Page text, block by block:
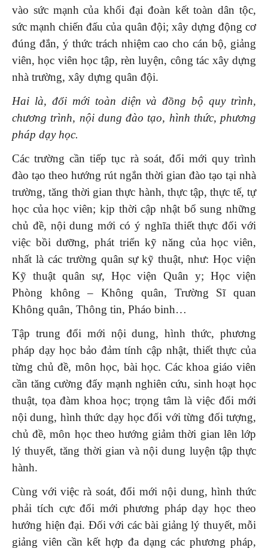
vào sức mạnh của khối đại đoàn kết toàn dân tộc,
sức mạnh chiến đấu của quân đội; xây dựng động cơ
đúng đắn, ý thức trách nhiệm cao cho cán bộ, giảng
viên, học viên học tập, rèn luyện, công tác xây dựng
nhà trường, xây dựng quân đội.
Hai là, đổi mới toàn diện và đồng bộ quy trình,
chương trình, nội dung đào tạo, hình thức, phương
pháp dạy học.
Các trường cần tiếp tục rà soát, đổi mới quy trình
đào tạo theo hướng rút ngắn thời gian đào tạo tại nhà
trường, tăng thời gian thực hành, thực tập, thực tế, tự
học của học viên; kịp thời cập nhật bổ sung những
chủ đề, nội dung mới có ý nghĩa thiết thực đối với
việc bồi dưỡng, phát triển kỹ năng của học viên,
nhất là các trường quân sự kỹ thuật, như: Học viện
Kỹ thuật quân sự, Học viện Quân y; Học viện
Phòng không – Không quân, Trường Sĩ quan
Không quân, Thông tin, Pháo binh…
Tập trung đổi mới nội dung, hình thức, phương
pháp dạy học bảo đảm tính cập nhật, thiết thực của
từng chủ đề, môn học, bài học. Các khoa giáo viên
cần tăng cường đẩy mạnh nghiên cứu, sinh hoạt học
thuật, tọa đàm khoa học; trọng tâm là việc đổi mới
nội dung, hình thức dạy học đối với từng đối tượng,
chủ đề, môn học theo hướng giảm thời gian lên lớp
lý thuyết, tăng thời gian và nội dung luyện tập thực
hành.
Cùng với việc rà soát, đổi mới nội dung, hình thức
phải tích cực đổi mới phương pháp dạy học theo
hướng hiện đại. Đối với các bài giảng lý thuyết, mỗi
giảng viên cần kết hợp đa dạng các phương pháp,